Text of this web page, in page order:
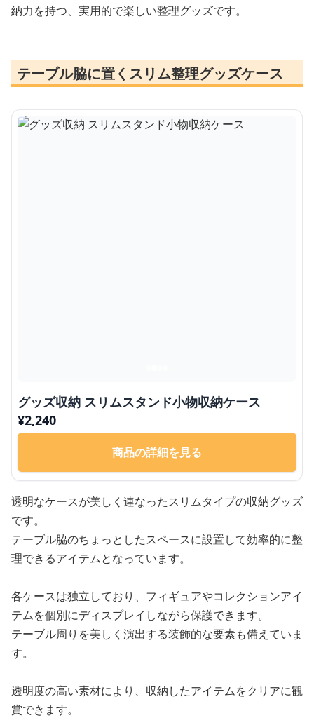
納力を持つ、実用的で楽しい整理グッズです。
テーブル脇に置くスリム整理グッズケース
グッズ収納 スリムスタンド小物収納ケース
¥2,240
商品の詳細を見る
透明なケースが美しく連なったスリムタイプの収納グッズ
です。
テーブル脇のちょっとしたスペースに設置して効率的に整
理できるアイテムとなっています。
各ケースは独立しており、フィギュアやコレクションアイ
テムを個別にディスプレイしながら保護できます。
テーブル周りを美しく演出する装飾的な要素も備えていま
す。
透明度の高い素材により、収納したアイテムをクリアに観
賞できます。